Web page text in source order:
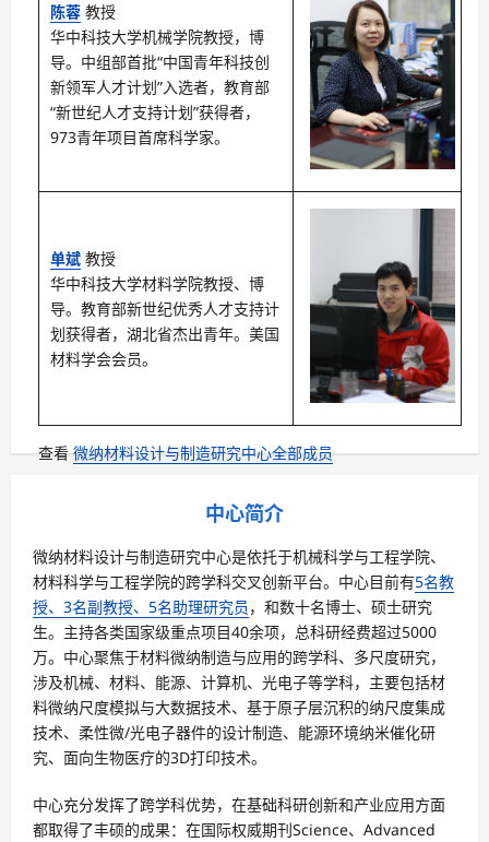
陈蓉 教授
华中科技大学机械学院教授，博
导。中组部首批“中国青年科技创
新领军人才计划”入选者，教育部
“新世纪人才支持计划”获得者，
973青年项目首席科学家。
单斌 教授
华中科技大学材料学院教授、博
导。教育部新世纪优秀人才支持计
划获得者，湖北省杰出青年。美国
材料学会会员。
查看微纳材料设计与制造研究中心全部成员
中心简介
微纳材料设计与制造研究中心是依托于机械科学与工程学院、
材料科学与工程学院的跨学科交叉创新平台。中心目前有5名教
授、3名副教授、5名助理研究员 ，和数十名博士、硕士研究
生。主持各类国家级重点项目40余项，总科研经费超过5000
万。中心聚焦于材料微纳制造与应用的跨学科、多尺度研究，
涉及机械、材料、能源、计算机、光电子等学科，主要包括材
料微纳尺度模拟与大数据技术、基于原子层沉积的纳尺度集成
技术、柔性微/光电子器件的设计制造、能源环境纳米催化研
究、面向生物医疗的3D打印技术。
中心充分发挥了跨学科优势，在基础科研创新和产业应用方面
都取得了丰硕的成果：在国际权威期刊Science、Advanced